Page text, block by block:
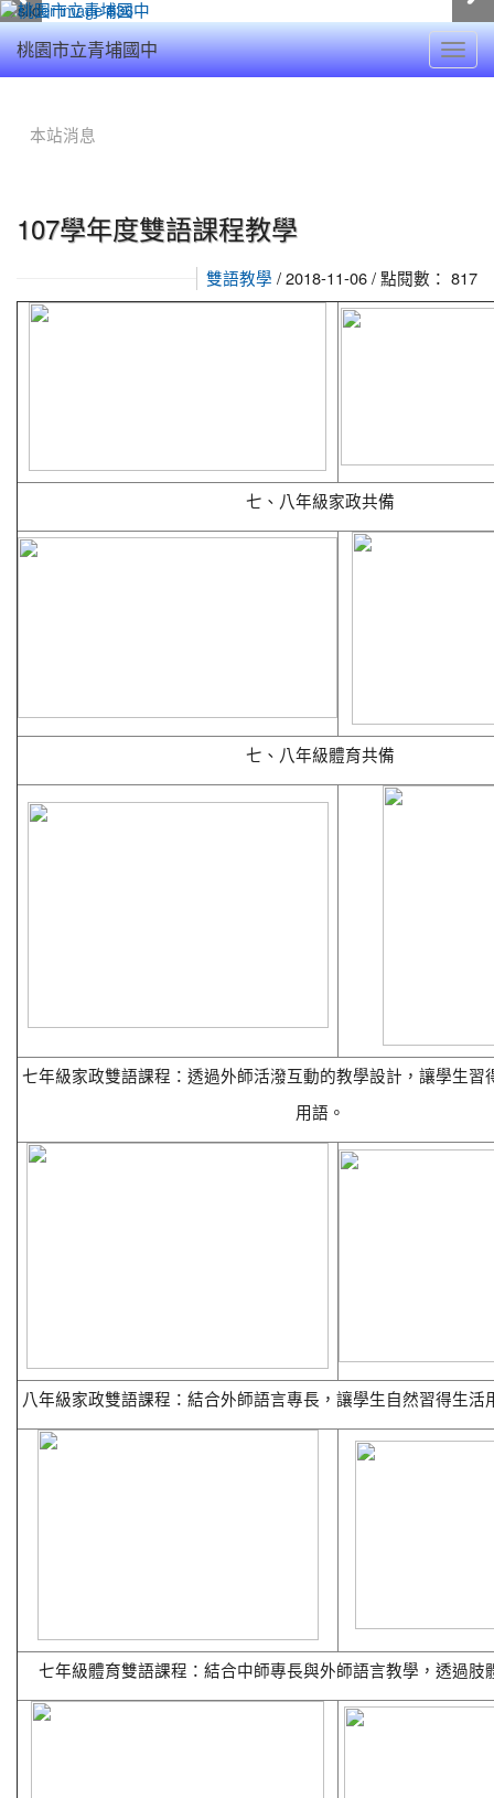
桃園市立青埔國中
本站消息
107學年度雙語課程教學
雙語教學 / 2018-11-06 / 點閱數： 817
七、八年級家政共備
七、八年級體育共備
七年級家政雙語課程：透過外師活潑互動的教學設計，讓學生習
用語。
八年級家政雙語課程：結合外師語言專長，讓學生自然習得生活
七年級體育雙語課程：結合中師專長與外師語言教學，透過肢